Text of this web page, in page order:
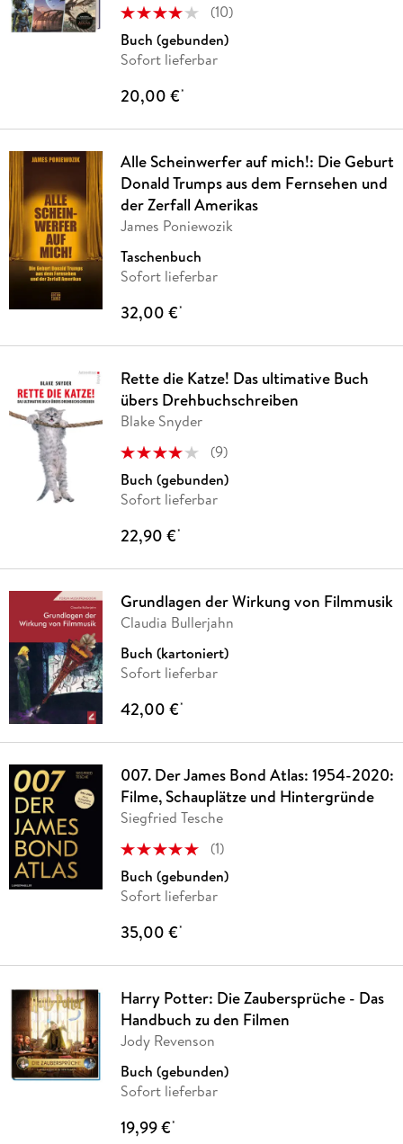
(10)
Buch (gebunden)
Sofort lieferbar
20,00 €*
Alle Scheinwerfer auf mich!: Die Geburt
Donald Trumps aus dem Fernsehen und
der Zerfall Amerikas
James Poniewozik
Taschenbuch
Sofort lieferbar
32,00 €*
Rette die Katze! Das ultimative Buch
übers Drehbuchschreiben
Blake Snyder
(9)
Buch (gebunden)
Sofort lieferbar
22,90 €*
Grundlagen der Wirkung von Filmmusik
Claudia Bullerjahn
Buch (kartoniert)
Sofort lieferbar
42,00 €*
007. Der James Bond Atlas: 1954-2020:
Filme, Schauplätze und Hintergründe
Siegfried Tesche
(1)
Buch (gebunden)
Sofort lieferbar
35,00 €*
Harry Potter: Die Zaubersprüche - Das
Handbuch zu den Filmen
Jody Revenson
Buch (gebunden)
Sofort lieferbar
19,99 €*